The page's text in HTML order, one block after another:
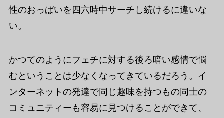
性のおっぱいを四六時中サーチし続けるに違いな
い。
かつてのようにフェチに対する後ろ暗い感情で悩
むということは少なくなってきているだろう。イ
ンターネットの発達で同じ趣味を持つもの同士の
コミュニティーも容易に見つけることができて、